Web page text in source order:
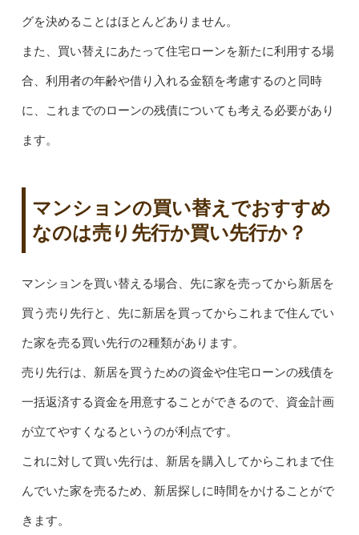
グを決めることはほとんどありません。
また、買い替えにあたって住宅ローンを新たに利用する場
合、利用者の年齢や借り入れる金額を考慮するのと同時
に、これまでのローンの残債についても考える必要があり
ます。
マンションの買い替えでおすすめ
なのは売り先行か買い先行か？
マンションを買い替える場合、先に家を売ってから新居を
買う売り先行と、先に新居を買ってからこれまで住んでい
た家を売る買い先行の2種類があります。
売り先行は、新居を買うための資金や住宅ローンの残債を
一括返済する資金を用意することができるので、資金計画
が立てやすくなるというのが利点です。
これに対して買い先行は、新居を購入してからこれまで住
んでいた家を売るため、新居探しに時間をかけることがで
きます。